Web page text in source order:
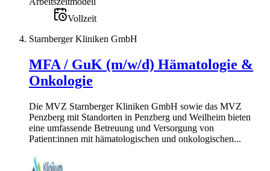
Vollzeit
Starnberger Kliniken GmbH
MFA / GuK (m/w/d) Hämatologie &
Onkologie
Die MVZ Starnberger Kliniken GmbH sowie das MVZ
Penzberg mit Standorten in Penzberg und Weilheim bieten
eine umfassende Betreuung und Versorgung von
Patient:innen mit hämatologischen und onkologischen...